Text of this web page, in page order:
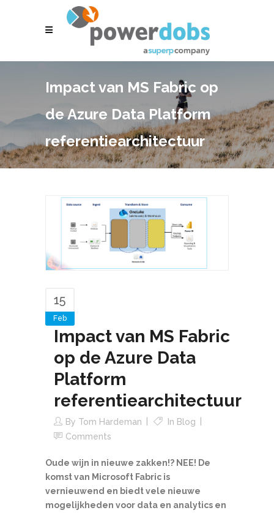
Impact van MS Fabric op
de Azure Data Platform
referentiearchitectuur
15
Feb
Impact van MS Fabric
op de Azure Data
Platform
referentiearchitectuur
By Tom Hardeman In Blog
Comments
Oude wijn in nieuwe zakken!? NEE! De
komst van Microsoft Fabric is
vernieuwend en biedt vele nieuwe
mogelijkheden voor data en analytics en